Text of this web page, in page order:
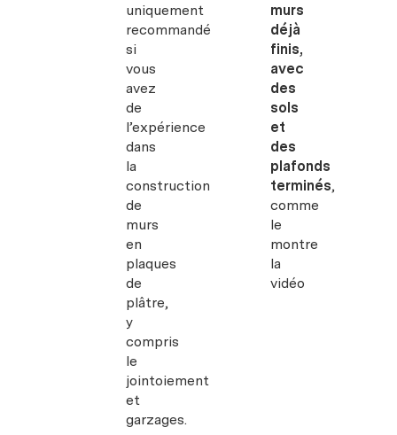
uniquement
recommandé
si
vous
avez
de
l’expérience
dans
la
construction
de
murs
en
plaques
de
plâtre,
y
compris
le
jointoiement
et
garzages.
murs
déjà
finis,
avec
des
sols
et
des
plafonds
terminés,
comme
le
montre
la
vidéo